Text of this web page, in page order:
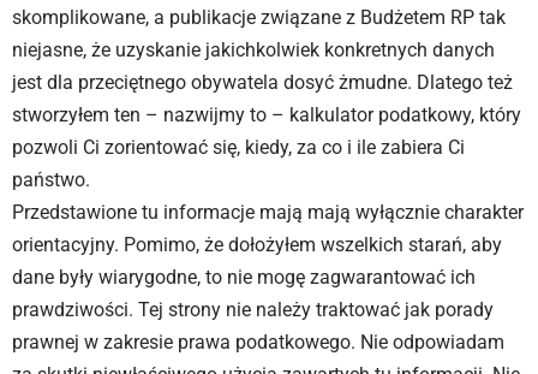
skomplikowane, a publikacje związane z Budżetem RP tak
niejasne, że uzyskanie jakichkolwiek konkretnych danych
jest dla przeciętnego obywatela dosyć żmudne. Dlatego też
stworzyłem ten – nazwijmy to – kalkulator podatkowy, który
pozwoli Ci zorientować się, kiedy, za co i ile zabiera Ci
państwo.
Przedstawione tu informacje mają mają wyłącznie charakter
orientacyjny. Pomimo, że dołożyłem wszelkich starań, aby
dane były wiarygodne, to nie mogę zagwarantować ich
prawdziwości. Tej strony nie należy traktować jak porady
prawnej w zakresie prawa podatkowego. Nie odpowiadam